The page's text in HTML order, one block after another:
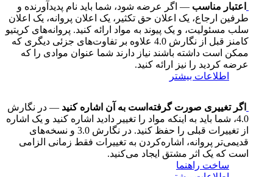
اعتبار مناسب — اگر عرضه شود، شما باید نام پدیدآورنده و
طرفین ارجاع، یک اعلان حق تکثیر، یک اعلان پروانه، یک اعلان
سلب مسئولیت، و یک پیوند به مواد ارائه کنید. پروانه‌های کریتیو
کامنز قبل از نگارش 4.0 علاوه بر تفاوت‌های جزئی دیگری که
ممکن است داشته باشند نیاز دارند شما عنوان موادی را که
عرضه کردید را نیز ارائه کنید.
اطلاعات بیشتر
اگر تغییری صورت گرفته‌است به آن اشاره کنید — در نگارش
4.0، شما باید به اینکه مواد را تغییر دادید اشاره کنید و یک اشاره
از تغییرات قبلی را حفظ کنید. در نگارش 3.0 و نسخه‌های
قدیمی‌تر پروانه، اشاره‌کردن به تغییرات فقط زمانی الزامی
است که یک اثر مشتق ایجاد می‌کنید.
ساخت راهنما